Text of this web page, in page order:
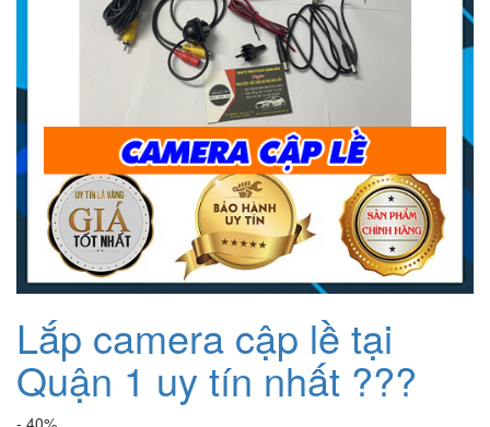
Lắp camera cập lề tại
Quận 1 uy tín nhất ???